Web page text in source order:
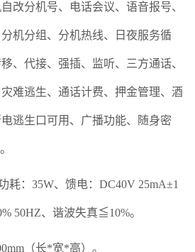
改分机号、电话会议、语音报号、
机分组、分机热线、日夜服务循
、代接、强插、监听、三方通话、
难逃生、通话计费、押金管理、酒
逃生口可用、广播功能、随身密
耗：35W、馈电：DC40V 25mA±1
50HZ、谐波失真≦10%。
（长*宽*高）。